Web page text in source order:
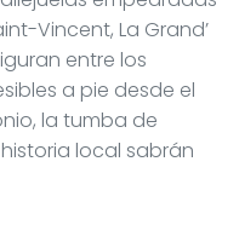
Vincent, La Grand’
entre los
a pie desde el
la tumba de
local sabrán